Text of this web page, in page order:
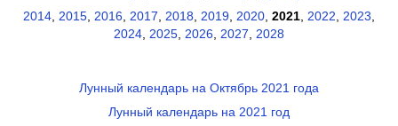
2014, 2015, 2016, 2017, 2018, 2019, 2020, 2021, 2022, 2023,
2024, 2025, 2026, 2027, 2028
Лунный календарь на Октябрь 2021 года
Лунный календарь на 2021 год